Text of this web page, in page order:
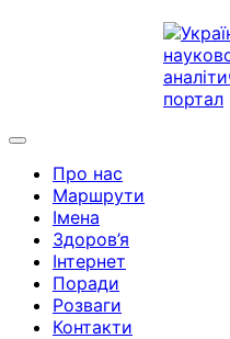
Про нас
Маршрути
Імена
Здоров’я
Інтернет
Поради
Розваги
Контакти